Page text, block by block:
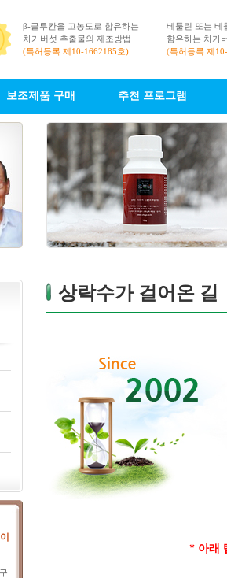
β-글루칸을 고농도로 함유하는
차가버섯 추출물의 제조방법
(특허등록 제10-1662185호)
베툴린 또는 베
함유하는 차가
(특허등록 제
보조제품 구매 추천 프로그램
상락수가 걸어온 길
* 아래